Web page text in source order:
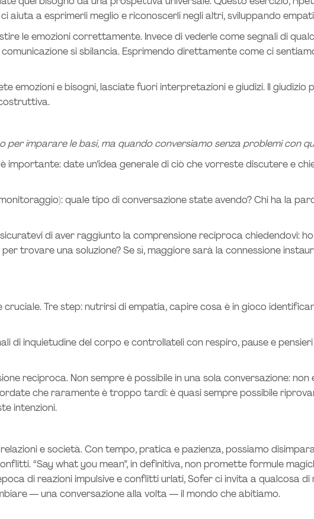
aiuta a esprimerli meglio e riconoscerli negli altri, sviluppando
le emozioni correttamente. Invece di vederle come segnali di
si sbilancia. Esprimendo direttamente come ci
emozioni e bisogni, lasciate fuori interpretazioni e giudizi. Il
per imparare le basi, ma quando conversiamo senza problemi con
è importante: date un’idea generale di ciò che vorreste discutere e
quale tipo di conversazione state avendo? Chi ha la
di aver raggiunto la comprensione reciproca chiedendovi:
trovare una soluzione? Se sì, maggiore sarà la connessione
cruciale. Tre step: nutrirsi di empatia, capire cosa è in gioco
di inquietudine del corpo e controllateli con respiro, pause e
reciproca. Non sempre è possibile in una sola conversazione:
che raramente è troppo tardi: è quasi sempre possibile
intenzioni.
e società. Con tempo, pratica e pazienza, possiamo
“Say what you mean”, in definitiva, non promette formule
di reazioni impulsive e conflitti urlati, Sofer ci invita a qualcosa
— una conversazione alla volta — il mondo che abitiamo.